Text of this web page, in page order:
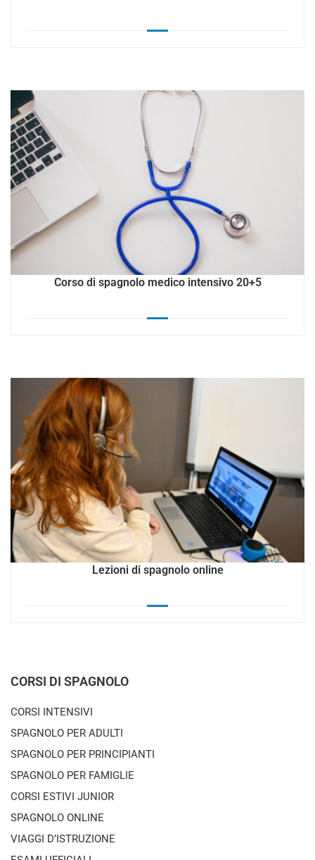
Corso di spagnolo medico intensivo 20+5
Lezioni di spagnolo online
CORSI DI SPAGNOLO
CORSI INTENSIVI
SPAGNOLO PER ADULTI
SPAGNOLO PER PRINCIPIANTI
SPAGNOLO PER FAMIGLIE
CORSI ESTIVI JUNIOR
SPAGNOLO ONLINE
VIAGGI D’ISTRUZIONE